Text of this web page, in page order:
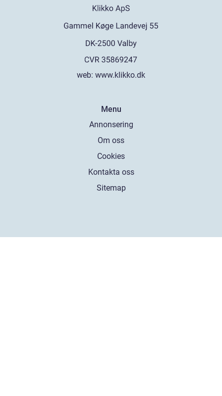
web: www.klikko.dk
Menu
Annonsering
Om oss
Cookies
Kontakta oss
Sitemap